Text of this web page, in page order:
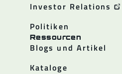
Investor Relations
Politiken
Ressourcen
Blogs und Artikel
Kataloge